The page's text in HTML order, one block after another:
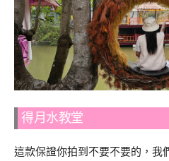
得月水教堂
這款保證你拍到不要不要的，我